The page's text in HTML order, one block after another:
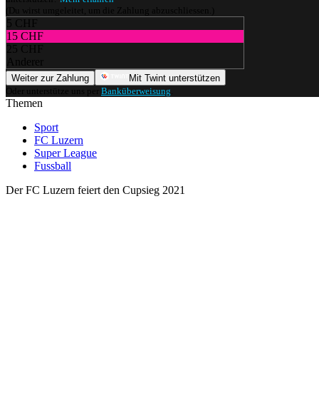
(Du wirst umgeleitet, um die Zahlung abzuschliessen.)
5 CHF
15 CHF
25 CHF
Anderer
Weiter zur Zahlung
Mit Twint unterstützen
Oder unterstütze uns per Banküberweisung
Themen
Sport
FC Luzern
Super League
Fussball
Der FC Luzern feiert den Cupsieg 2021